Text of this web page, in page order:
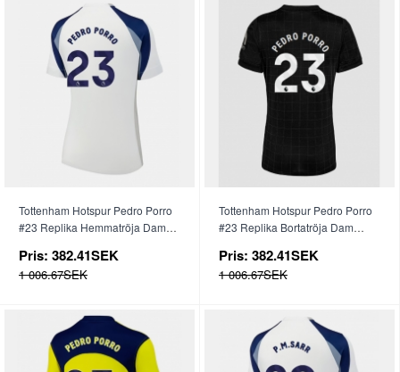
Tottenham Hotspur Pedro Porro
#23 Replika Hemmatröja Dam
Pris: 382.41SEK
1 006.67SEK
Tottenham Hotspur Pedro Porro
#23 Replika Bortatröja Dam
Pris: 382.41SEK
1 006.67SEK